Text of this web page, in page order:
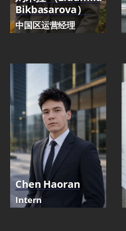
Bikbasarova）
中国区运营经理
Chen Haoran
Intern